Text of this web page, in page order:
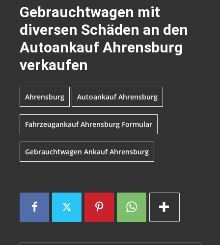
Gebrauchtwagen mit
diversen Schäden an den
Autoankauf Ahrensburg
verkaufen
Ahrensburg Autoankauf Ahrensburg
Fahrzeugankauf Ahrensburg Formular
Gebrauchtwagen Ankauf Ahrensburg